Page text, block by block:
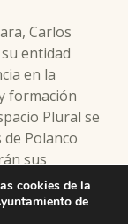
Carlos
entidad
en la
formación
Plural se
Polanco
sus
acceso al
cookies de la
de